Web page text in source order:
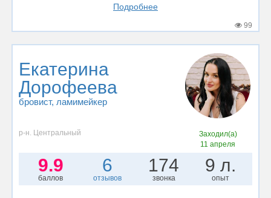
Подробнее
99
Екатерина
Дорофеева
бровист, ламимейкер
р-н. Центральный
Заходил(а)
11 апреля
9.9
баллов
6
отзывов
174
звонка
9 л.
опыт